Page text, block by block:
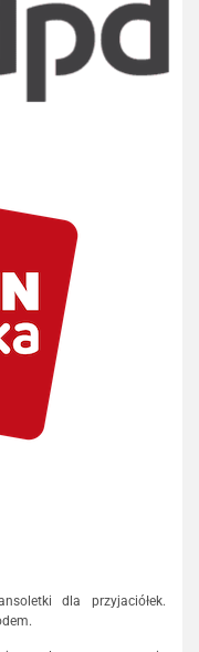
dla przyjaciółek.